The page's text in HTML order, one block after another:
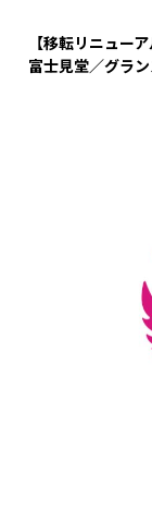
【移転リニューア
富士見堂／グラ